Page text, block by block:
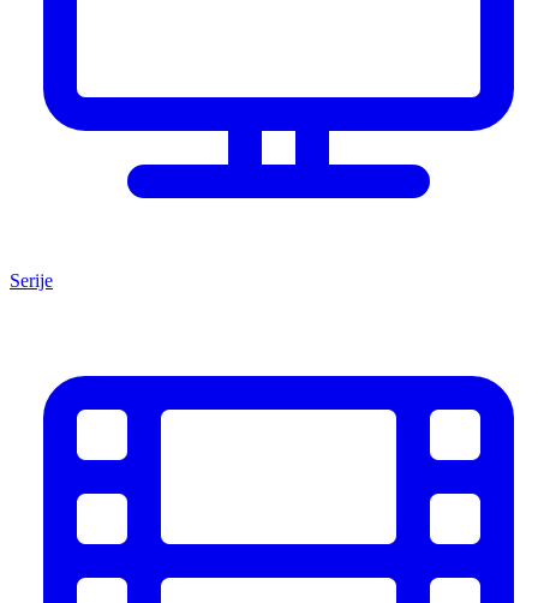
Serije